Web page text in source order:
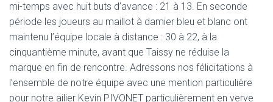
mi-temps avec huit buts d’avance : 21 à 13. En seconde
période les joueurs au maillot à damier bleu et blanc ont
maintenu l’équipe locale à distance : 30 à 22, à la
cinquantième minute, avant que Taissy ne réduise la
marque en fin de rencontre. Adressons nos félicitations à
l’ensemble de notre équipe avec une mention particulière
pour notre ailier Kevin PIVONET particulièrement en verve